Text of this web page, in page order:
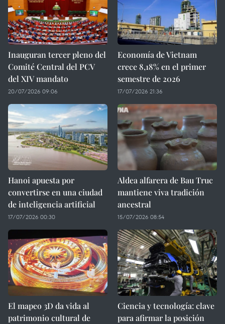
Inauguran tercer pleno del
Comité Central del PCV
del XIV mandato
20/07/2026 09:06
Economía de Vietnam
crece 8,18% en el primer
semestre de 2026
17/07/2026 21:36
Hanoi apuesta por
convertirse en una ciudad
de inteligencia artificial
17/07/2026 00:30
Aldea alfarera de Bau Truc
mantiene viva tradición
ancestral
15/07/2026 08:54
El mapeo 3D da vida al
patrimonio cultural de
Ciencia y tecnología: clave
para afirmar la posición